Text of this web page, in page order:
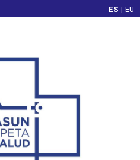
ES | EU